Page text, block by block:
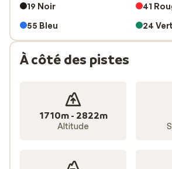
19 Noir
41
55 Bleu
24
À côté des pistes
1710m - 2822m
Altitude